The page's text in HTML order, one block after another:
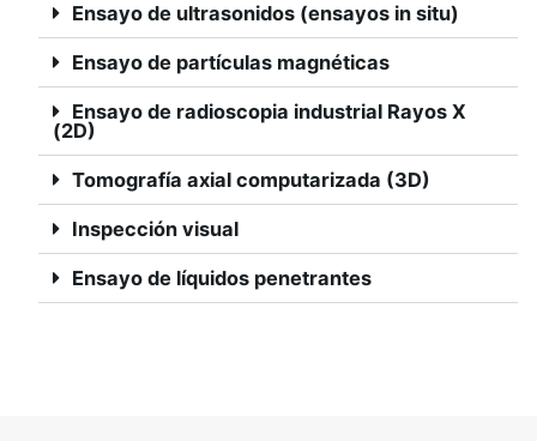
Ensayo de ultrasonidos (ensayos in situ)
Ensayo de partículas magnéticas
Ensayo de radioscopia industrial Rayos X
(2D)
Tomografía axial computarizada (3D)
Inspección visual
Ensayo de líquidos penetrantes